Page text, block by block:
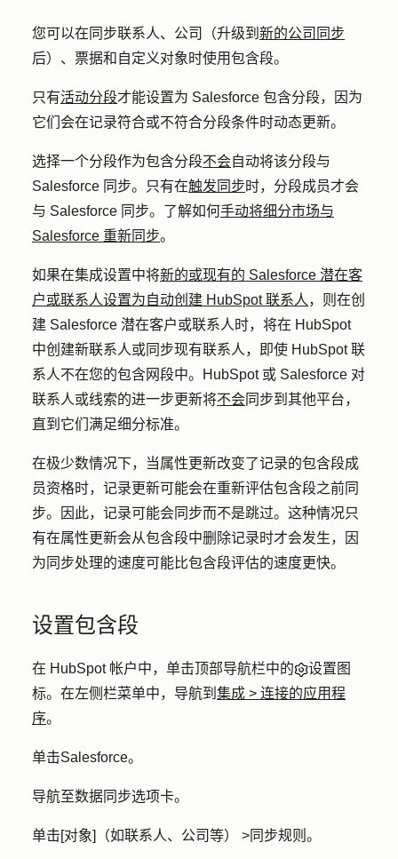
您可以在同步联系人、公司（升级到 新的公司同步
后）、票据和自定义对象时使用包含段。
只有活动分段才能设置为 Salesforce 包含分段，因为
它们会在记录符合或不符合分段条件时动态更新。
选择一个分段作为包含分段不会自动将该分段与
Salesforce 同步。只有在触发同步时，分段成员才会
与 Salesforce 同步。了解如何手动将细分市场与
Salesforce 重新同步。
如果在集成设置中将新的或现有的 Salesforce 潜在客
户或联系人设置为自动创建 HubSpot 联系人 ，则在创
建 Salesforce 潜在客户或联系人时，将在 HubSpot
中创建新联系人或同步现有联系人，即使 HubSpot 联
系人不在您的包含网段中。HubSpot 或 Salesforce 对
联系人或线索的进一步更新将不会同步到其他平台，
直到它们满足细分标准。
在极少数情况下，当属性更新改变了记录的包含段成
员资格时，记录更新可能会在重新评估包含段之前同
步。因此，记录可能会同步而不是跳过。这种情况只
有在属性更新会从包含段中删除记录时才会发生，因
为同步处理的速度可能比包含段评估的速度更快。
设置包含段
在 HubSpot 帐户中，单击顶部导航栏中的
设置图
标。在左侧栏菜单中，导航到 集成 > 连接的应用程
序。
单击Salesforce。
导航至数据同步选项卡。
单击[对象] （如联系人、公司等） >同步规则 。